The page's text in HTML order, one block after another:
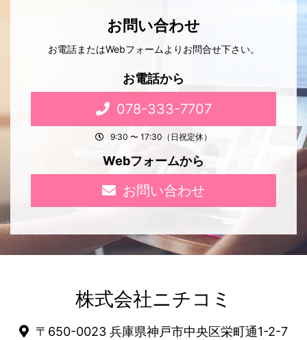
お問い合わせ
お電話またはWebフォームよりお問合せ下さい。
お電話から
078-333-7707
9:30 〜 17:30（日祝定休）
Webフォームから
お問い合わせ
株式会社ニチコミ
〒650-0023 兵庫県神戸市中央区栄町通1-2-7